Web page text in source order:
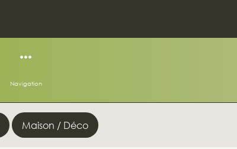
Navigation
Maison / Déco